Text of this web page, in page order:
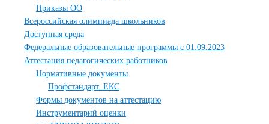
Приказы ОО
Всероссийская олимпиада школьников
Доступная среда
Федеральные образовательные программы с 01.09.2023
Аттестация педагогических работников
Нормативные документы
Профстандарт. ЕКС
Формы документов на аттестацию
Инструментарий оценки